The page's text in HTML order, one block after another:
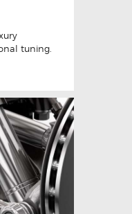
tuning.